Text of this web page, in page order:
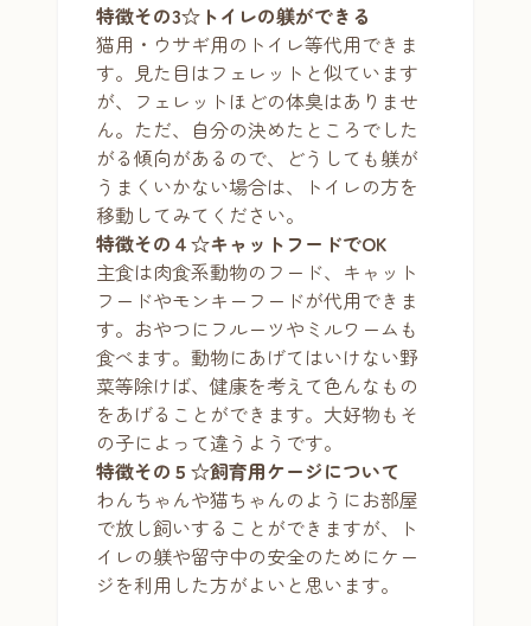
特徴その3☆トイレの躾ができる
猫用・ウサギ用のトイレ等代用できま
す。見た目はフェレットと似ています
が、フェレットほどの体臭はありませ
ん。ただ、自分の決めたところでした
がる傾向があるので、どうしても躾が
うまくいかない場合は、トイレの方を
移動してみてください。
特徴その４☆キャットフードでOK
主食は肉食系動物のフード、キャット
フードやモンキーフードが代用できま
す。おやつにフルーツやミルワームも
食べます。動物にあげてはいけない野
菜等除けば、健康を考えて色んなもの
をあげることができます。大好物もそ
の子によって違うようです。
特徴その５☆飼育用ケージについて
わんちゃんや猫ちゃんのようにお部屋
で放し飼いすることができますが、ト
イレの躾や留守中の安全のためにケー
ジを利用した方がよいと思います。